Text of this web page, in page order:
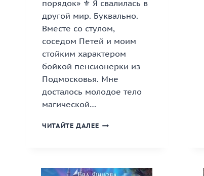
порядок» ⚜️ Я свалилась в
другой мир. Буквально.
Вместе со стулом,
соседом Петей и моим
стойким характером
бойкой пенсионерки из
Подмосковья. Мне
досталось молодое тело
магической…
ЧИТАЙТЕ ДАЛЕЕ «(НЕУ)